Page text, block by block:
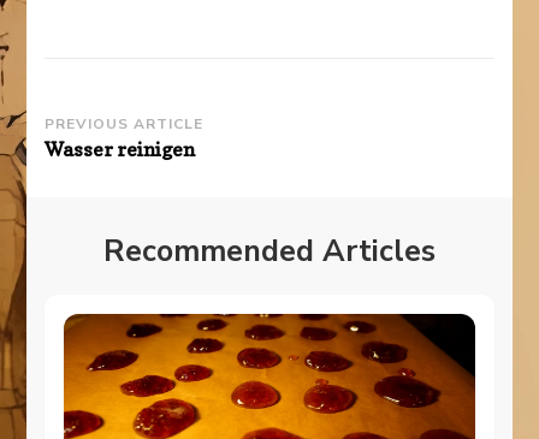
Post
Navigation
PREVIOUS ARTICLE
Wasser reinigen
Recommended Articles